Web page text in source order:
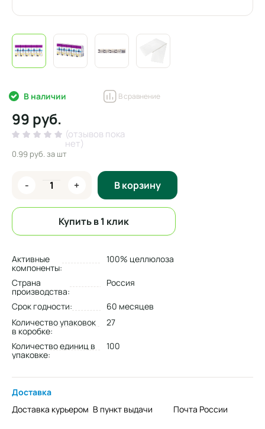
В наличии
99 руб.
В сравнение
(отзывов пока
нет)
0.99 руб.за шт
- + В корзину
Купить в 1 клик
Активные
компоненты:
100% целлюлоза
Страна
производства:
Россия
Срок годности:
60 месяцев
Количество упаковок
в коробке:
27
Количество единиц в
упаковке:
100
Доставка
Доставка курьером В пункт выдачи Почта России